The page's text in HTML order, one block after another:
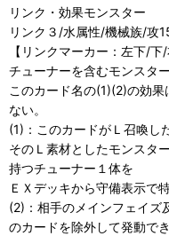
リンク・効果モンスター
リンク３/水属性/機械族/攻
【リンクマーカー：左下/下/
チューナーを含むモンスタ
このカード名の(1)(2)の効
ない。
(1)：このカードがＬ召喚し
そのＬ素材としたモンスタ
持つチューナー１体を
ＥＸデッキから守備表示で
(2)：相手のメインフェイズ
のカードを除外して発動でき